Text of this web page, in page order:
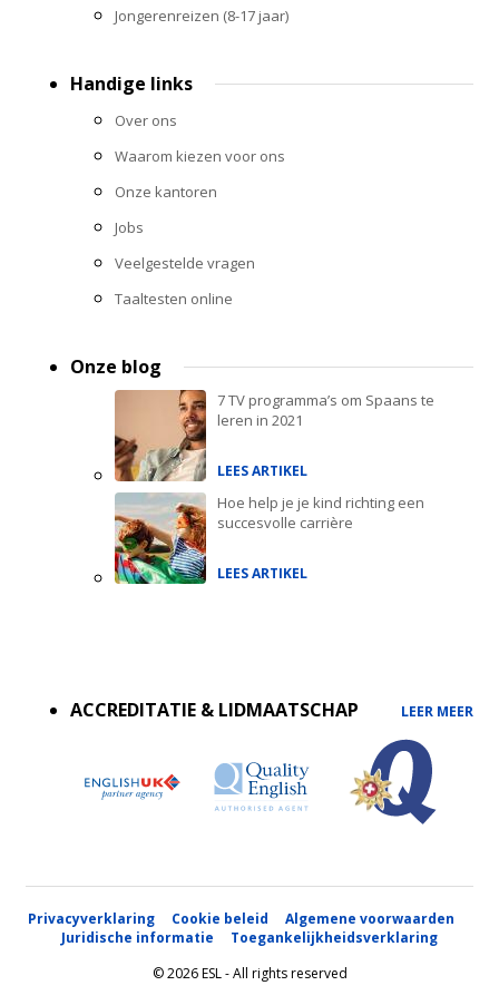
Jongerenreizen (8-17 jaar)
Handige links
Over ons
Waarom kiezen voor ons
Onze kantoren
Jobs
Veelgestelde vragen
Taaltesten online
Onze blog
7 TV programma’s om Spaans te
leren in 2021
LEES ARTIKEL
Hoe help je je kind richting een
succesvolle carrière
LEES ARTIKEL
ACCREDITATIE & LIDMAATSCHAP
LEER MEER
Privacyverklaring Cookie beleid
Algemene voorwaarden
Juridische informatie
Toegankelijkheidsverklaring
© 2026 ESL - All rights reserved